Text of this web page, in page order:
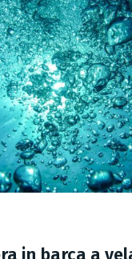
in barca a